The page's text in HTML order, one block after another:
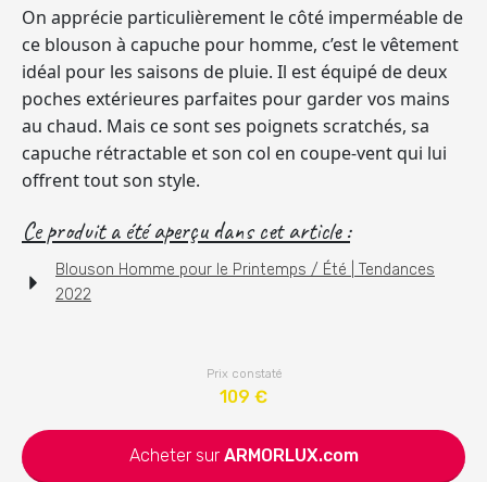
On apprécie particulièrement le côté imperméable de
ce blouson à capuche pour homme, c’est le vêtement
idéal pour les saisons de pluie. Il est équipé de deux
poches extérieures parfaites pour garder vos mains
au chaud. Mais ce sont ses poignets scratchés, sa
capuche rétractable et son col en coupe-vent qui lui
offrent tout son style.
Ce produit a été aperçu dans cet article :
Blouson Homme pour le Printemps / Été | Tendances
2022
Prix constaté
109 €
Acheter sur ARMORLUX.com